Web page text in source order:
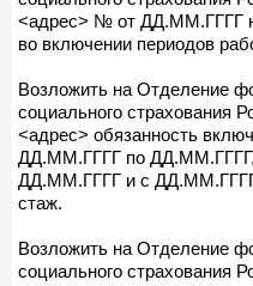
<адрес> № от ДД.ММ.ГГГГ
во включении периодов
Возложить на Отделение
социального страхования
<адрес> обязанность
ДД.ММ.ГГГГ по
ДД.ММ.ГГГГ и с
стаж.
Возложить на Отделение
социального страхования